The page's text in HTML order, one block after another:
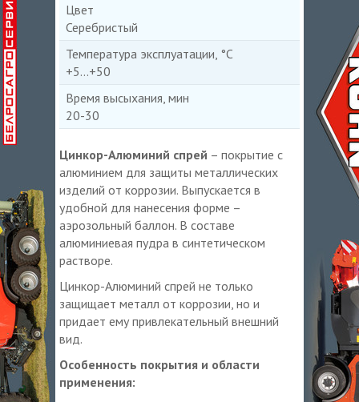
Цвет
Серебристый
Температура эксплуатации, °С
+5...+50
Время высыхания, мин
20-30
Цинкор-Алюминий спрей – покрытие с
алюминием для защиты металлических
изделий от коррозии. Выпускается в
удобной для нанесения форме –
аэрозольный баллон. В составе
алюминиевая пудра в синтетическом
растворе.
Цинкор-Алюминий спрей не только
защищает металл от коррозии, но и
придает ему привлекательный внешний
вид.
Особенность покрытия и области
применения: